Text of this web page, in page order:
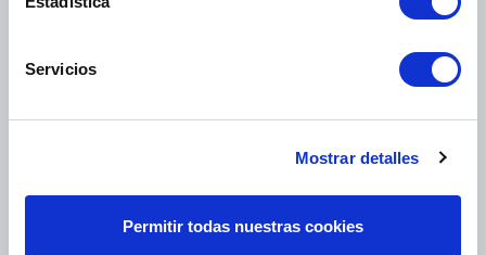
Servicios
Mostrar detalles
Permitir todas nuestras cookies
TNT, GÉODIS, FRANCE EXPRESS, DPD
Excelente:4.5/5